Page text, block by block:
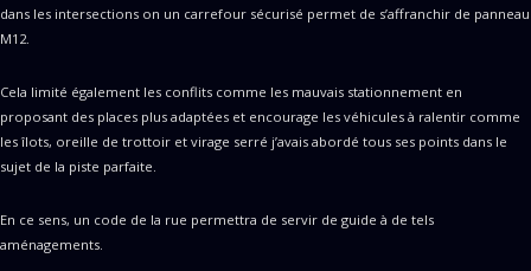
dans les intersections on un carrefour sécurisé permet de s’affranchir de panneau
M12.
Cela limité également les conflits comme les mauvais stationnement en
proposant des places plus adaptées et encourage les véhicules à ralentir comme
les îlots, oreille de trottoir et virage serré j’avais abordé tous ses points dans le
sujet de la piste parfaite.
En ce sens, un code de la rue permettra de servir de guide à de tels
aménagements.